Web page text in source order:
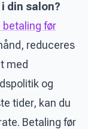
din salon?
betaling før
reduceres
med
og
tider, kan du
Betaling før